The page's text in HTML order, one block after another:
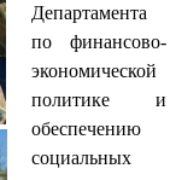
Департамента
по финансово-
экономической
политике и
обеспечению
социальных